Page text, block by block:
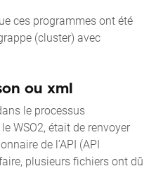
ces programmes ont été
(cluster) avec
ou xml
le processus
WSO2, était de renvoyer
de l’API (API
plusieurs fichiers ont dû